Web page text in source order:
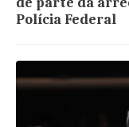
Polícia Federal